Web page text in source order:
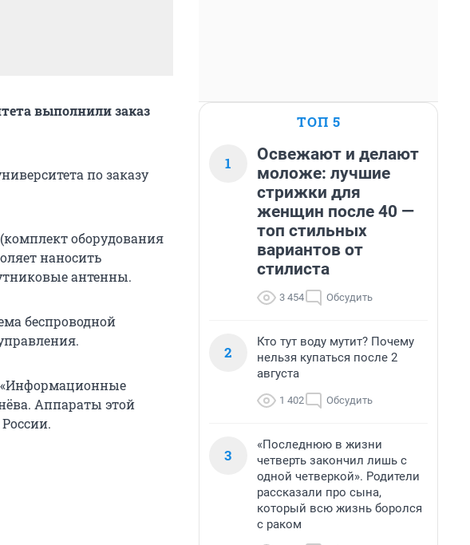
выполнили заказ
по заказу
оборудования
наносить
антенны.
беспроводной
«Информационные
Аппараты этой
ТОП 5
1
Освежают и делают
моложе: лучшие
стрижки для
женщин после 40 —
топ стильных
вариантов от
стилиста
3 454 Обсудить
2
Кто тут воду мутит? Почему
нельзя купаться после 2
августа
1 402 Обсудить
3
«Последнюю в жизни
четверть закончил лишь с
одной четверкой». Родители
рассказали про сына,
который всю жизнь боролся
с раком